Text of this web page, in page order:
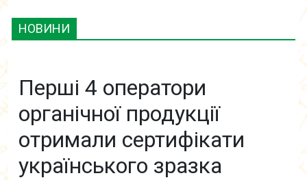
НОВИНИ
Перші 4 оператори
органічної продукції
отримали сертифікати
українського зразка